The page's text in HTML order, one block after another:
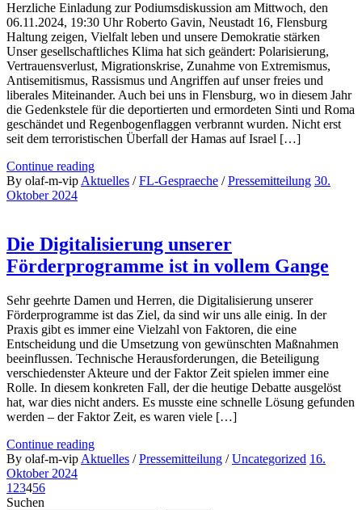
Herzliche Einladung zur Podiumsdiskussion am Mittwoch, den
06.11.2024, 19:30 Uhr Roberto Gavin, Neustadt 16, Flensburg
Haltung zeigen, Vielfalt leben und unsere Demokratie stärken
Unser gesellschaftliches Klima hat sich geändert: Polarisierung,
Vertrauensverlust, Migrationskrise, Zunahme von Extremismus,
Antisemitismus, Rassismus und Angriffen auf unser freies und
liberales Miteinander. Auch bei uns in Flensburg, wo in diesem Jahr
die Gedenkstele für die deportierten und ermordeten Sinti und Roma
geschändet und Regenbogenflaggen verbrannt wurden. Nicht erst
seit dem terroristischen Überfall der Hamas auf Israel […]
Continue reading
By olaf-m-vip Aktuelles /FL-Gespraeche /Pressemitteilung 30.
Oktober 2024
Die Digitalisierung unserer
Förderprogramme ist in vollem Gange
Sehr geehrte Damen und Herren, die Digitalisierung unserer
Förderprogramme ist das Ziel, da sind wir uns alle einig. In der
Praxis gibt es immer eine Vielzahl von Faktoren, die eine
Entscheidung und die Umsetzung von gewünschten Maßnahmen
beeinflussen. Technische Herausforderungen, die Beteiligung
verschiedenster Akteure und der Faktor Zeit spielen immer eine
Rolle. In diesem konkreten Fall, der die heutige Debatte ausgelöst
hat, war dies nicht anders. Es musste eine schnelle Lösung gefunden
werden – der Faktor Zeit, es waren viele […]
Continue reading
By olaf-m-vip Aktuelles /Pressemitteilung /Uncategorized 16.
Oktober 2024
1 23456
Suchen